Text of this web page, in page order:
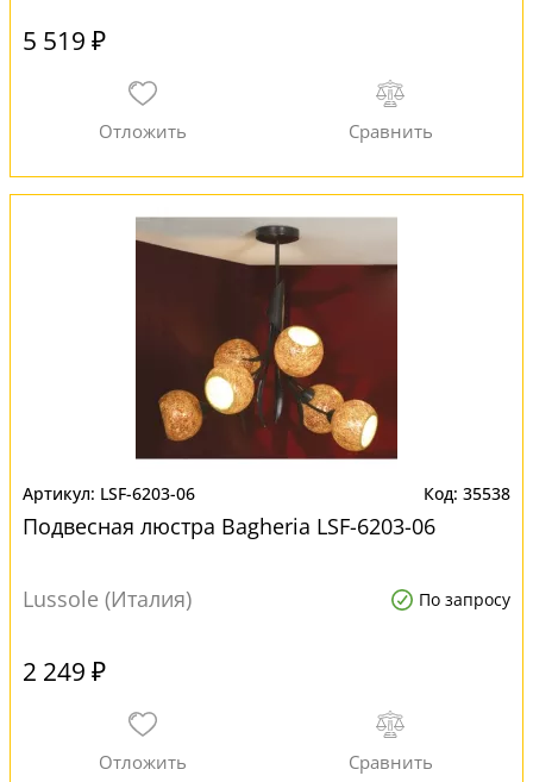
5 519 ₽
LSF-6203-06 35538
Подвесная люстра Bagheria LSF-6203-06
Lussole (Италия) По запросу
2 249 ₽